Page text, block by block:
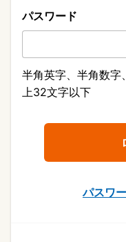
パスワード
半角英字、半角数字
上32文字以下
パスワ